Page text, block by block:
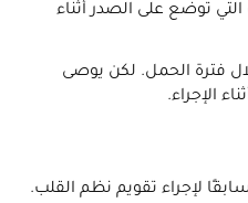
توضع على الصدر أثناء
فترة الحمل. لكن يوصى
الإجراء.
لإجراء تقويم نظم القلب.